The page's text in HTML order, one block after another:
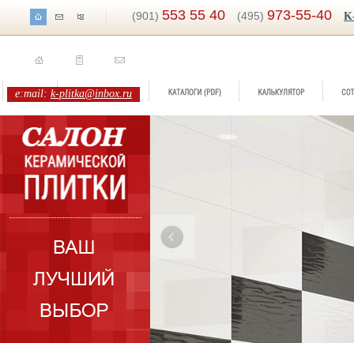
(901) 553 55 40 (495) 973-55-40
e:mail: k-plitka@inbox.ru
Carthago